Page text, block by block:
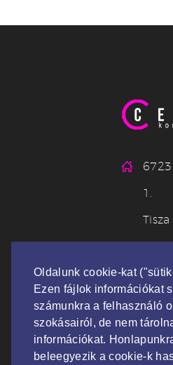
Oldalunk cookie-kat
Ezen fájlok információkat
számunkra a felhasználó
szokásairól, de nem
információkat.
beleegyezik a cookie-k
1.
+36